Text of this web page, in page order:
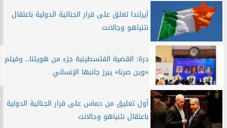
أيرلندا تعلق على قرار الجنائية الدولية باعتقال
نتنياهو وجالانت
درة: القضية الفلسطينية جزء من هويتنا.. وفيلم
«وين صرنا» يبرز جانبها الإنساني
أول تعليق من حماس على قرار الجنائية الدولية
باعتقال نتنياهو وجالانت